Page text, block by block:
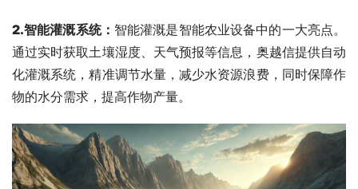
2.智能灌溉系统： 智能灌溉是智能农业设备中的一大亮点。
通过实时获取土壤湿度、天气预报等信息，奥越信提供自动
化灌溉系统，精准调节水量，减少水资源浪费，同时保障作
物的水分需求，提高作物产量。